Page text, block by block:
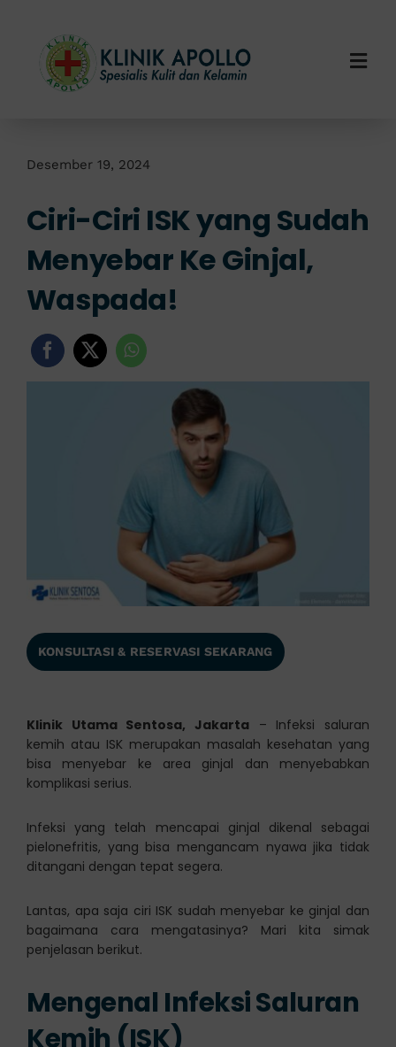
content
Layanan Kami
Info Klinik
Desember 19, 2024
Ciri-Ciri ISK yang Sudah
Menyebar Ke Ginjal,
Waspada!
KONSULTASI & RESERVASI SEKARANG
Klinik Utama Sentosa, Jakarta – Infeksi saluran
kemih atau ISK merupakan masalah kesehatan yang
bisa menyebar ke area ginjal dan menyebabkan
komplikasi serius.
Infeksi yang telah mencapai ginjal dikenal sebagai
pielonefritis, yang bisa mengancam nyawa jika tidak
ditangani dengan tepat segera.
Lantas, apa saja ciri ISK sudah menyebar ke ginjal dan
bagaimana cara mengatasinya? Mari kita simak
penjelasan berikut.
Mengenal Infeksi Saluran
Kemih (ISK)